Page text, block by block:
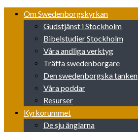
Skip
Om Swedenborgskyrkan
Gudstjänst i Stockholm
Bibelstudier Stockholm
Våra andliga verktyg
Träffa swedenborgare
Den swedenborgska tanken
Våra poddar
Resurser
Kyrkorummet
De sju änglarna